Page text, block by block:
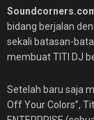
bidang berjalan
sekali batasan-
membuat TITI DJ
Setelah baru saja
Off Your Colors”,